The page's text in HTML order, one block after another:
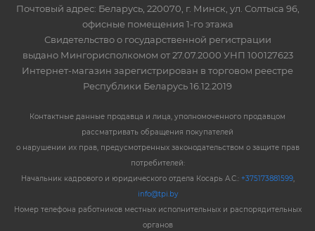
Почтовый адрес: Беларусь, 220070, г. Минск, ул. Солтыса 96,
офисные помещения 1-го этажа
Свидетельство о государственной регистрации
выдано Мингорисполкомом от 27.07.2000 УНП 100127623
Интернет-магазин зарегистрирован в торговом реестре
Республики Беларусь 16.12.2019
Контактные данные продавца и лица, уполномоченного продавцом
рассматривать обращения покупателей
о нарушении их прав, предусмотренных законодательством о защите прав
потребителей:
Начальник кадрового и юридического отдела Косарь А.С.: +375173881599,
info@tpi.by
Номер телефона работников местных исполнительных и распорядительных
органов